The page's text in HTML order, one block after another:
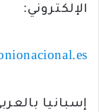
الإلكتروني:
إسبانيا